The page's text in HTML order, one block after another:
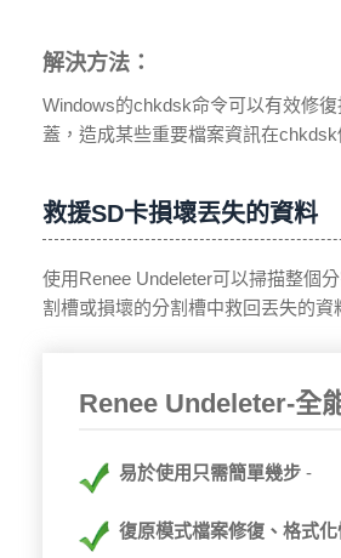
解決方法：
Windows的chkdsk命令可以有效修
蓋，造成某些重要檔案資訊在
救援SD卡損壞丟失的資料
使用Renee Undeleter可以掃描整個
割槽或損壞的分割槽中救回丟失的資
Renee Undeleter-全
易於使用只需簡單幾步
復原模式檔案修復、格式